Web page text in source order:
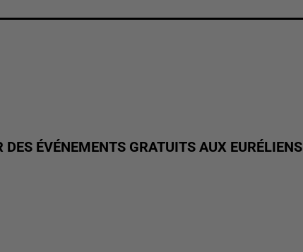
ÉVÉNEMENTS GRATUITS AUX EURÉLIENS